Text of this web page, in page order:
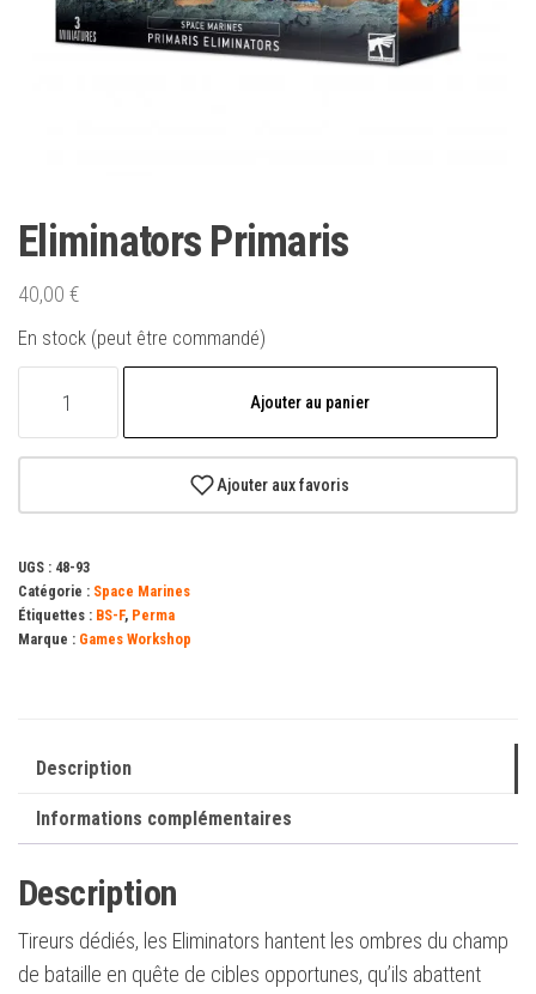
Eliminators Primaris
40,00 €
En stock (peut être commandé)
Ajouter au panier
Ajouter aux favoris
UGS : 48-93
Catégorie : Space Marines
Étiquettes : BS-F, Perma
Marque : Games Workshop
Description
Informations complémentaires
Description
Tireurs dédiés, les Eliminators hantent les ombres du champ
de bataille en quête de cibles opportunes, qu’ils abattent